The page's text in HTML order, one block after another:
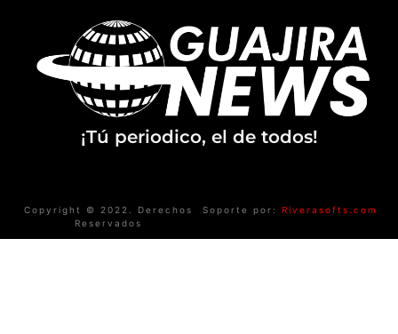
¡Tú periodico, el de todos!
Copyright © 2022. Derechos
Reservados
Soporte por: Riverasofts.com